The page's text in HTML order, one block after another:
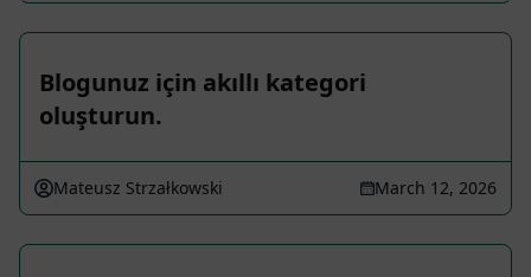
Blogunuz için akıllı kategori
oluşturun.
Mateusz Strzałkowski March 12, 2026